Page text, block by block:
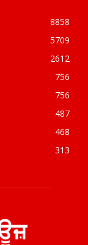
8858
5709
2612
756
756
487
468
313